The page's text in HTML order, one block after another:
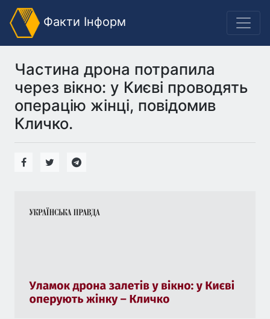
Факти Інформ
Частина дрона потрапила
через вікно: у Києві проводять
операцію жінці, повідомив
Кличко.